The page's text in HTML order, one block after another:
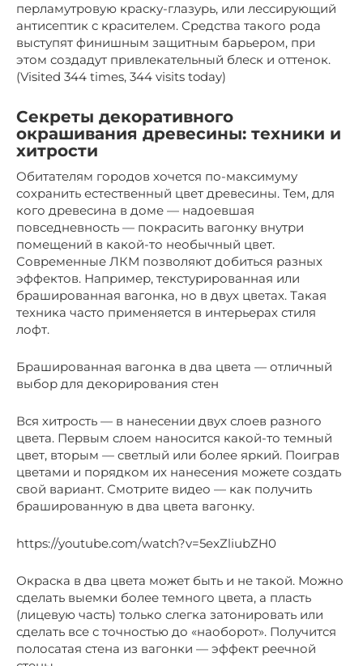
перламутровую краску-глазурь, или лессирующий
антисептик с красителем. Средства такого рода
выступят финишным защитным барьером, при
этом создадут привлекательный блеск и оттенок.
(Visited 344 times, 344 visits today)
Секреты декоративного
окрашивания древесины: техники и
хитрости
Обитателям городов хочется по-максимуму
сохранить естественный цвет древесины. Тем, для
кого древесина в доме — надоевшая
повседневность — покрасить вагонку внутри
помещений в какой-то необычный цвет.
Современные ЛКМ позволяют добиться разных
эффектов. Например, текстурированная или
брашированная вагонка, но в двух цветах. Такая
техника часто применяется в интерьерах стиля
лофт.
Брашированная вагонка в два цвета — отличный
выбор для декорирования стен
Вся хитрость — в нанесении двух слоев разного
цвета. Первым слоем наносится какой-то темный
цвет, вторым — светлый или более яркий. Поиграв
цветами и порядком их нанесения можете создать
свой вариант. Смотрите видео — как получить
брашированную в два цвета вагонку.
https://youtube.com/watch?v=5exZliubZH0
Окраска в два цвета может быть и не такой. Можно
сделать выемки более темного цвета, а пласть
(лицевую часть) только слегка затонировать или
сделать все с точностью до «наоборот». Получится
полосатая стена из вагонки — эффект реечной